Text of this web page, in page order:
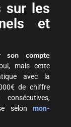
sur les
et
son compte
mais cette
avec la
de chiffre
selonmon-